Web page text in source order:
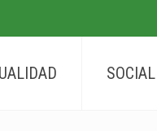
SOCIAL